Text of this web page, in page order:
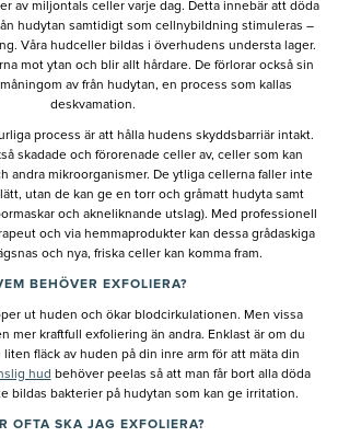
av miljontals celler varje dag. Detta innebär att döda
hudytan samtidigt som cellnybildning stimuleras –
Våra hudceller bildas i överhudens understa lager.
mot ytan och blir allt hårdare. De förlorar också sin
av från hudytan, en process som kallas
deskvamation.
process är att hålla hudens skyddsbarriär intakt.
skadade och förorenade celler av, celler som kan
andra mikroorganismer. De ytliga cellerna faller inte
utan de kan ge en torr och gråmatt hudyta samt
och akneliknande utslag). Med professionell
och via hemmaprodukter kan dessa grådaskiga
och nya, friska celler kan komma fram.
BEHÖVER EXFOLIERA?
ut huden och ökar blodcirkulationen. Men vissa
mer kraftfull exfoliering än andra. Enklast är om du
fläck av huden på din inre arm för att mäta din
hud behöver peelas så att man får bort alla döda
bildas bakterier på hudytan som kan ge irritation.
OFTA SKA JAG EXFOLIERA?